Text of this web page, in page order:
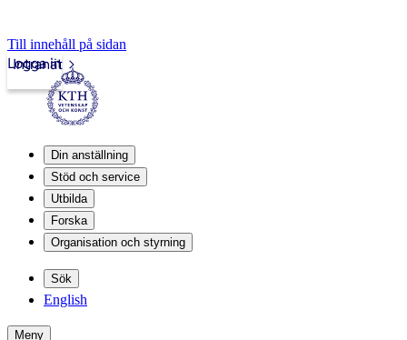
Till innehåll på sidan
Intranät
Logga in
Din anställning
Stöd och service
Utbilda
Forska
Organisation och styrning
Sök
English
Meny